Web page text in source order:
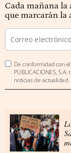
Cada mañana la
que marcarán la
De conformidad con el
PUBLICACIONES,
noticias de actualidad.